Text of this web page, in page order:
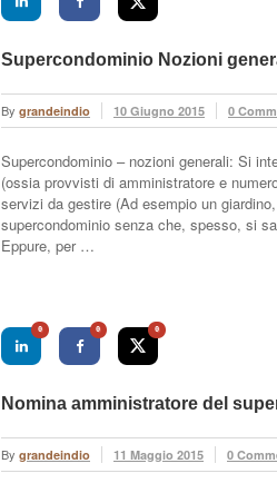
Supercondominio Nozioni
By grandeindio 10 Giugno 2015 0
Supercondominio – nozioni generali: Si
(ossia provvisti di amministratore e
servizi da gestire (Ad esempio un
supercondominio senza che, spesso, si
Eppure, per …
0 0 0
Nomina amministratore del
By grandeindio 11 Maggio 2015 0